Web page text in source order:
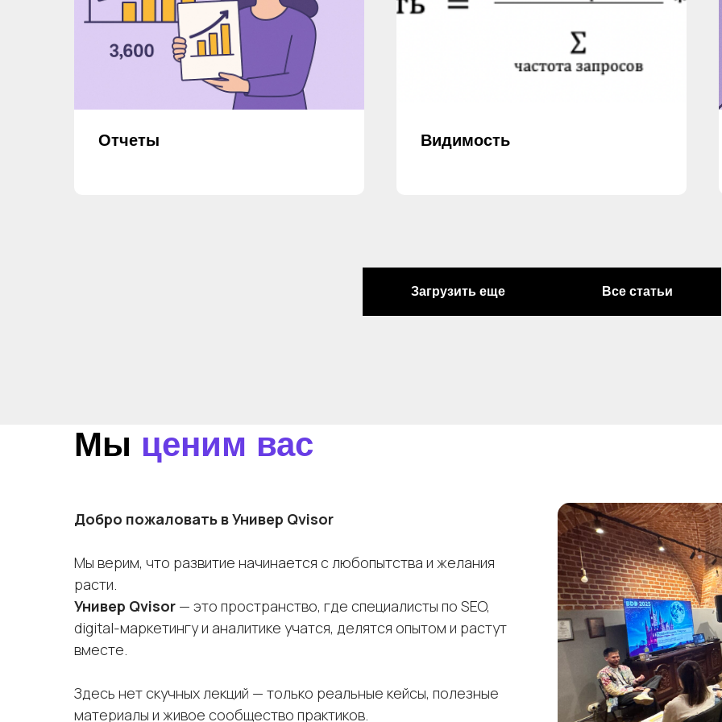
Отчеты Видимость
Загрузить еще Все статьи
Мы ценим вас
Добро пожаловать в Универ Qvisor
Мы верим, что развитие начинается с любопытства и желания
расти.
Универ Qvisor — это пространство, где специалисты по SEO,
digital-маркетингу и аналитике учатся, делятся опытом и растут
вместе.
Здесь нет скучных лекций — только реальные кейсы, полезные
материалы и живое сообщество практиков.